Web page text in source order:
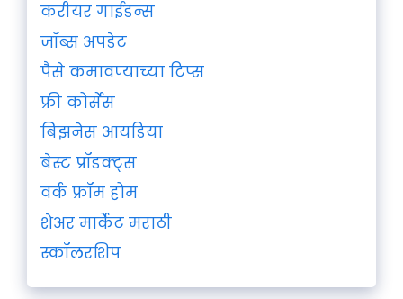
करीयर गाईडन्स
जॉब्स अपडेट
पैसे कमावण्याच्या टिप्स
फ्री कोर्सेस
बिझनेस आयडिया
बेस्ट प्रॉडक्ट्स
वर्क फ्रॉम होम
शेअर मार्केट मराठी
स्कॉलरशिप